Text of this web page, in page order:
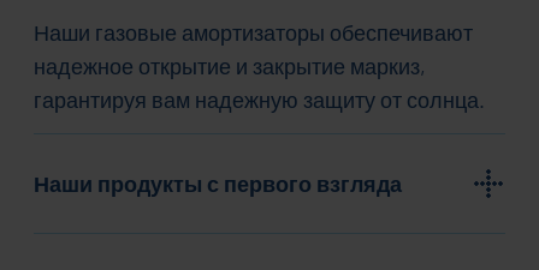
Наши газовые амортизаторы обеспечивают
надежное открытие и закрытие маркиз,
гарантируя вам надежную защиту от солнца.
Наши продукты с первого взгляда